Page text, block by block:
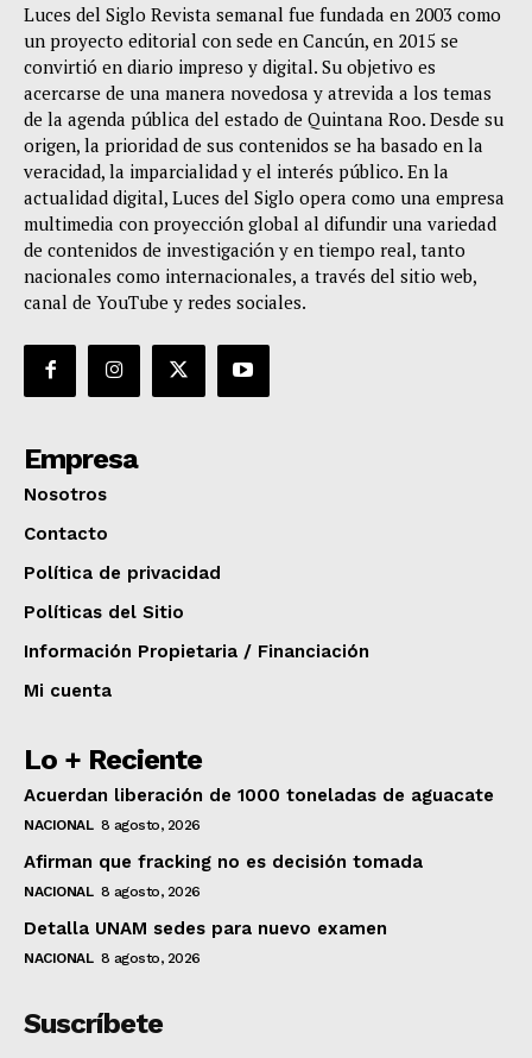
Luces del Siglo Revista semanal fue fundada en 2003 como
un proyecto editorial con sede en Cancún, en 2015 se
convirtió en diario impreso y digital. Su objetivo es
acercarse de una manera novedosa y atrevida a los temas
de la agenda pública del estado de Quintana Roo. Desde su
origen, la prioridad de sus contenidos se ha basado en la
veracidad, la imparcialidad y el interés público. En la
actualidad digital, Luces del Siglo opera como una empresa
multimedia con proyección global al difundir una variedad
de contenidos de investigación y en tiempo real, tanto
nacionales como internacionales, a través del sitio web,
canal de YouTube y redes sociales.
Empresa
Nosotros
Contacto
Política de privacidad
Políticas del Sitio
Información Propietaria / Financiación
Mi cuenta
Lo + Reciente
Acuerdan liberación de 1000 toneladas de aguacate
NACIONAL 8 agosto, 2026
Afirman que fracking no es decisión tomada
NACIONAL 8 agosto, 2026
Detalla UNAM sedes para nuevo examen
NACIONAL 8 agosto, 2026
Suscríbete